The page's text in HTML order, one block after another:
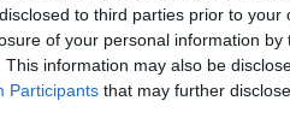
to third parties prior to
of your personal information by
This information may also be
Participants that may further
Alter do Chão, os
favoráveis dos sete
o eleito da CDU